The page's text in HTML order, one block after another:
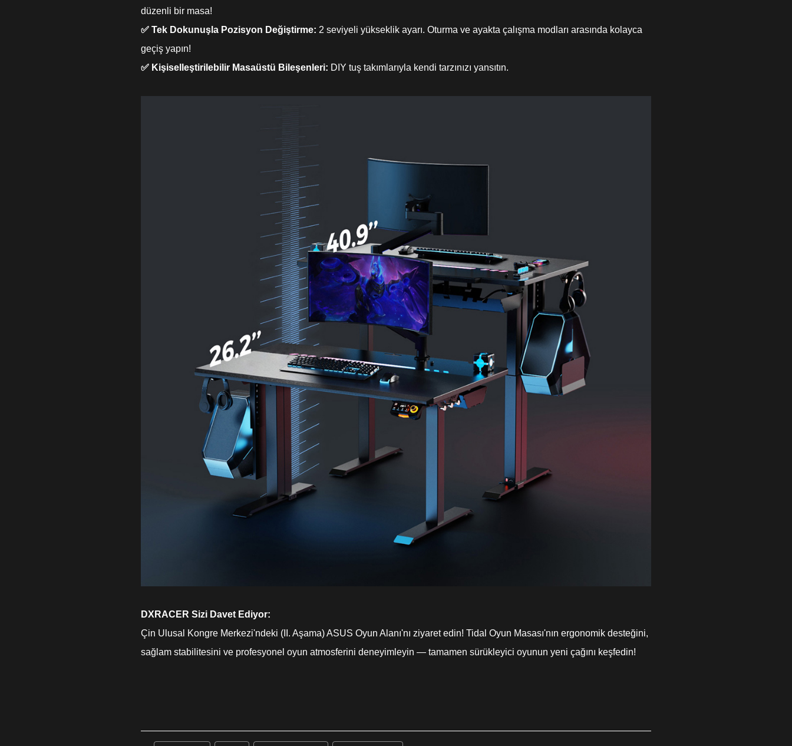
düzenli bir masa!
✅ Tek Dokunuşla Pozisyon Değiştirme: 2 seviyeli yükseklik ayarı. Oturma ve ayakta çalışma modları arasında kolayca
geçiş yapın!
✅ Kişiselleştirilebilir Masaüstü Bileşenleri: DIY tuş takımlarıyla kendi tarzınızı yansıtın.
DXRACER Sizi Davet Ediyor:
Çin Ulusal Kongre Merkezi'ndeki (II. Aşama) ASUS Oyun Alanı'nı ziyaret edin! Tidal Oyun Masası'nın ergonomik desteğini,
sağlam stabilitesini ve profesyonel oyun atmosferini deneyimleyin — tamamen sürükleyici oyunun yeni çağını keşfedin!